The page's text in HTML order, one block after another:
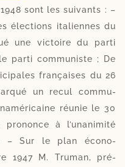
sont les sui­vants : –
élec­tions ita­liennes du
une vic­toire du par­ti
par­ti com­mu­niste ; De
fran­çaises du 26
un recul com­mu­
réunie le 30
à l’unanimité
– Sur le plan éco­no­
1947 M. Truman, pré­